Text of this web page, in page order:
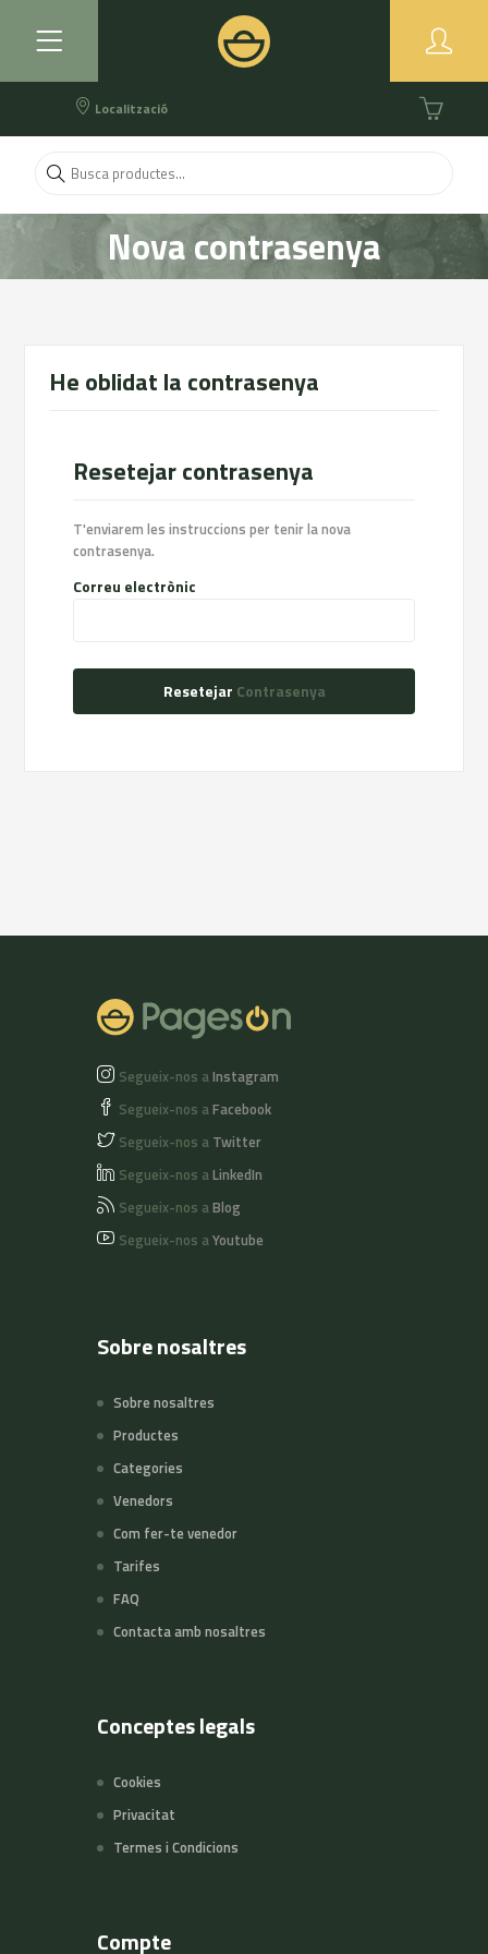
Localització
Nova contrasenya
He oblidat la contrasenya
Resetejar contrasenya
T'enviarem les instruccions per tenir la nova
contrasenya.
Correu electrònic
Resetejar Contrasenya
Segueix-nos aInstagram
Segueix-nos aFacebook
Segueix-nos a Twitter
Segueix-nos aLinkedIn
Segueix-nos aBlog
Segueix-nos aYoutube
Sobre nosaltres
Sobre nosaltres
Productes
Categories
Venedors
Com fer-te venedor
Tarifes
FAQ
Contacta amb nosaltres
Conceptes legals
Cookies
Privacitat
Termes i Condicions
Compte